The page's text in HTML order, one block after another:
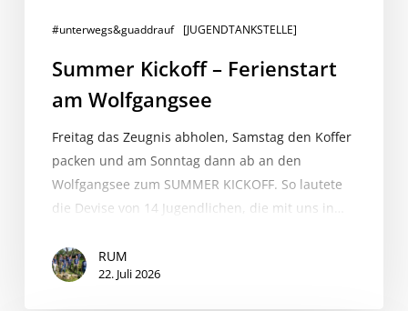
#unterwegs&guaddrauf [JUGENDTANKSTELLE]
Summer Kickoff – Ferienstart
am Wolfgangsee
Freitag das Zeugnis abholen, Samstag den Koffer
packen und am Sonntag dann ab an den
Wolfgangsee zum SUMMER KICKOFF. So lautete
die Devise von 14 Jugendlichen, die mit uns in…
RUM
22. Juli 2026